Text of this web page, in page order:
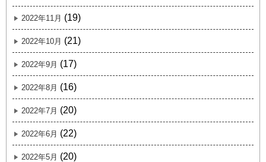
2022年11月 (19)
2022年10月 (21)
2022年9月 (17)
2022年8月 (16)
2022年7月 (20)
2022年6月 (22)
2022年5月 (20)